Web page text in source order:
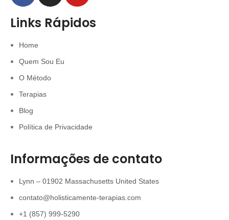
Links Rápidos
Home
Quem Sou Eu
O Método
Terapias
Blog
Política de Privacidade
Informações de contato
Lynn – 01902 Massachusetts United States
contato@holisticamente-terapias.com
+1 (857) 999-5290